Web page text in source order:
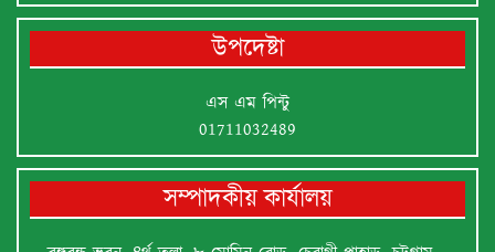
উপদেষ্টা
এস এম পিন্টু
01711032489
সম্পাদকীয় কার্যালয়